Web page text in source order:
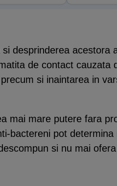
desprinderea acestora
de contact cauzata
si inaintarea in
mai mare putere fara
bactereni pot determina
si nu mai